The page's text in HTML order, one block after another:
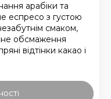
арабіки та
еспресо з густою
смаком,
обсмаження
відтінки какао і